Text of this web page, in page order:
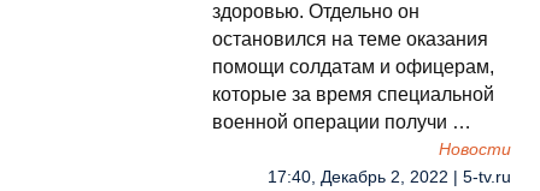
здоровью. Отдельно он
остановился на теме оказания
помощи солдатам и офицерам,
которые за время специальной
военной операции получи …
Новости
17:40, Декабрь 2, 2022 | 5-tv.ru